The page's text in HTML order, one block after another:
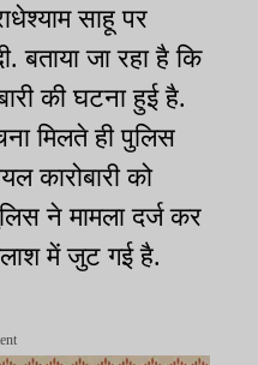
साहू पर
बताया जा रहा है कि
की घटना हुई है.
मिलते ही पुलिस
कारोबारी को
ने मामला दर्ज कर
में जुट गई है.